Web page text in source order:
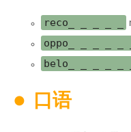
reco_ _ _ _ _
oppo_ _ _ _ _
belo_ _ _ _ _
口语